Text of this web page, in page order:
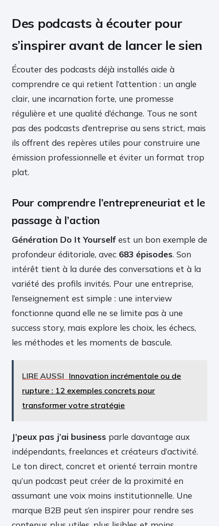
Des podcasts à écouter pour
s’inspirer avant de lancer le sien
Écouter des podcasts déjà installés aide à
comprendre ce qui retient l’attention : un angle
clair, une incarnation forte, une promesse
régulière et une qualité d’échange. Tous ne sont
pas des podcasts d’entreprise au sens strict, mais
ils offrent des repères utiles pour construire une
émission professionnelle et éviter un format trop
plat.
Pour comprendre l’entrepreneuriat et le
passage à l’action
Génération Do It Yourself est un bon exemple de
profondeur éditoriale, avec 683 épisodes. Son
intérêt tient à la durée des conversations et à la
variété des profils invités. Pour une entreprise,
l’enseignement est simple : une interview
fonctionne quand elle ne se limite pas à une
success story, mais explore les choix, les échecs,
les méthodes et les moments de bascule.
LIRE AUSSI Innovation incrémentale ou de
rupture : 12 exemples concrets pour
transformer votre stratégie
J’peux pas j’ai business parle davantage aux
indépendants, freelances et créateurs d’activité.
Le ton direct, concret et orienté terrain montre
qu’un podcast peut créer de la proximité en
assumant une voix moins institutionnelle. Une
marque B2B peut s’en inspirer pour rendre ses